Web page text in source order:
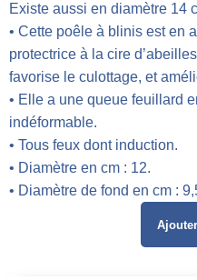
Existe aussi en diamètre 14
• Cette poêle à blinis est en
protectrice à la cire
favorise le culottage, et
• Elle a une queue feuillard
indéformable.
• Tous feux dont induction.
• Diamètre en cm : 12.
• Diamètre de fond en cm :